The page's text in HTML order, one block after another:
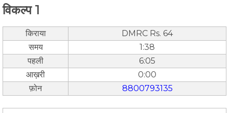
विकल्प 1
किराया
DMRC Rs. 64
समय
1:38
पहली
6:05
आख़री
0:00
फ़ोन
8800793135